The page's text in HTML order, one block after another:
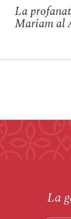
La
Mariam al
La